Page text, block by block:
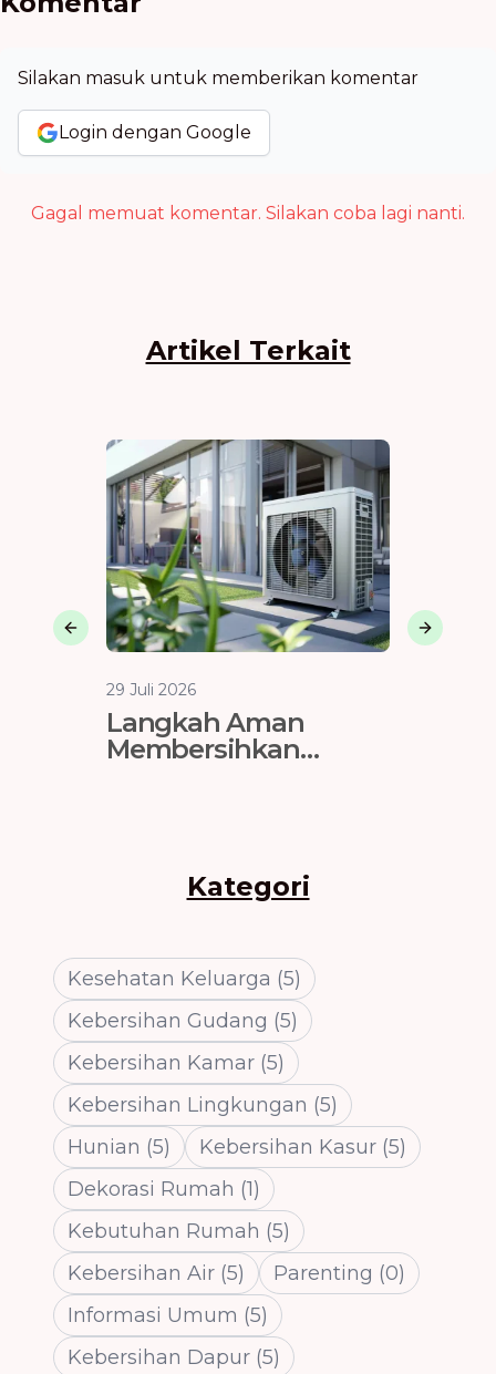
Silakan masuk untuk memberikan komentar
Login dengan Google
Gagal memuat komentar. Silakan coba lagi nanti.
Artikel Terkait
29 Juli 2026
Langkah Aman
Membersihkan
Previous slide Next
Kategori
Kesehatan Keluarga (5)
Kebersihan Gudang (5)
Kebersihan Kamar (5)
Kebersihan Lingkungan (5)
Hunian (5) Kebersihan Kasur (5)
Dekorasi Rumah (1)
Kebutuhan Rumah (5)
Kebersihan Air (5) Parenting (0)
Informasi Umum (5)
Kebersihan Dapur (5)